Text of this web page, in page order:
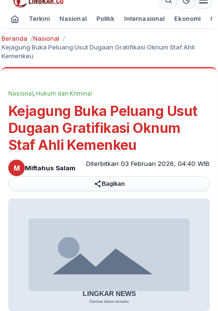
Terkini Nasional Politik Internasional Ekonomi
Beranda
Nasional
Kejagung Buka Peluang Usut Dugaan Gratifikasi Oknum Staf Ahli
Kemenkeu
Nasional, Hukum dan Kriminal
Kejagung Buka Peluang Usut
Dugaan Gratifikasi Oknum
Staf Ahli Kemenkeu
M Miftahus Salam
Diterbitkan 03 Februari 2026, 04:40 WIB
Bagikan